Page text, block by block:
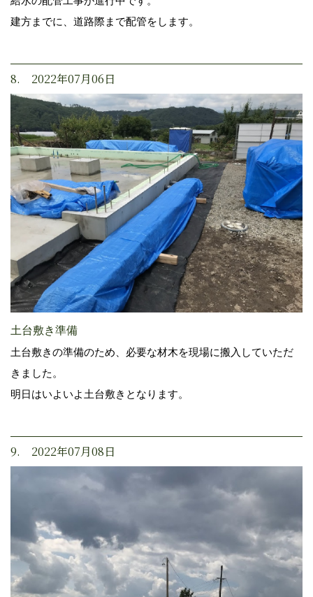
建方までに、道路際まで配管をします。
8. 2022年07月06日
土台敷き準備
土台敷きの準備のため、必要な材木を現場に搬入していただ
きました。
明日はいよいよ土台敷きとなります。
9. 2022年07月08日